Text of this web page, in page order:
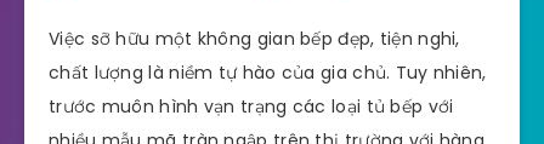
Việc sỡ hữu một không gian bếp đẹp, tiện nghi,
chất lượng là niềm tự hào của gia chủ. Tuy nhiên,
trước muôn hình vạn trạng các loại tủ bếp với